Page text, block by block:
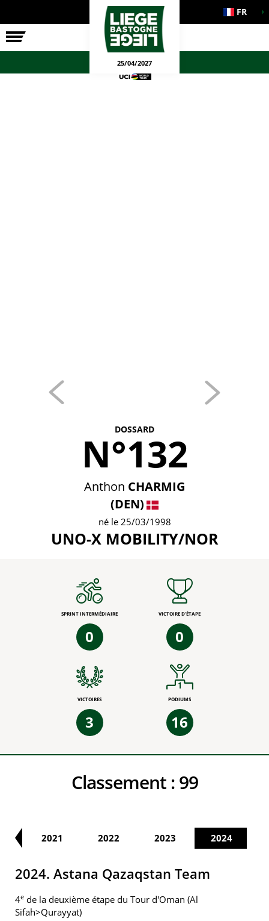
COURSE
OFFICIELS FR
25/04/2027
DOSSARD
N°132
Anthon CHARMIG
(DEN)
né le 25/03/1998
UNO-X MOBILITY/NOR
SPRINT INTERMÉDIAIRE
0
VICTOIRE D'ÉTAPE
0
VICTOIRES
3
PODIUMS
16
Classement :99
2021 2022 2023 2024
2024. Astana Qazaqstan Team
4e de la deuxième étape du Tour d'Oman (Al
Sifah>Qurayyat)